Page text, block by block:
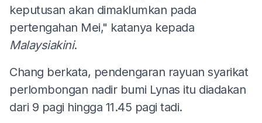
keputusan akan dimaklumkan pada
pertengahan Mei," katanya kepada
Malaysiakini.
Chang berkata, pendengaran rayuan syarikat
perlombongan nadir bumi Lynas itu diadakan
dari 9 pagi hingga 11.45 pagi tadi.